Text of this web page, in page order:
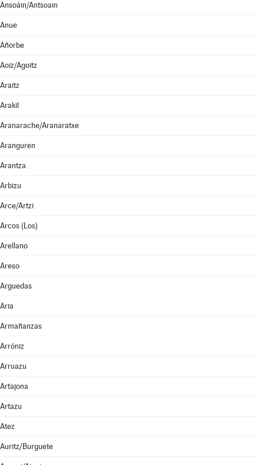
Ansoáin/Antsoain
Anue
Añorbe
Aoiz/Agoitz
Araitz
Arakil
Aranarache/Aranaratxe
Aranguren
Arantza
Arbizu
Arce/Artzi
Arcos (Los)
Arellano
Areso
Arguedas
Aria
Armañanzas
Arróniz
Arruazu
Artajona
Artazu
Atez
Auritz/Burguete